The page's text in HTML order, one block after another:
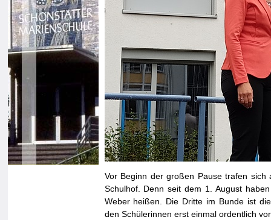
Vor Beginn der großen Pause trafen
Schulhof. Denn seit dem 1. August
Weber heißen. Die Dritte im Bunde ist
den Schülerinnen erst einmal ordentlich